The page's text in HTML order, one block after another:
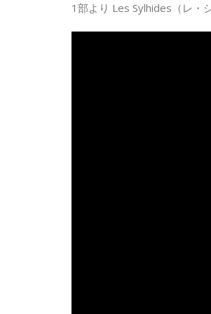
1部より Les Sylhides（レ・